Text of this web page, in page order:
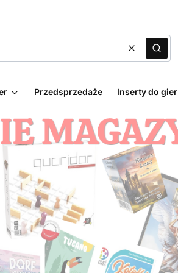
WyczyśćSzukaj
Przedsprzedaże Inserty do gier